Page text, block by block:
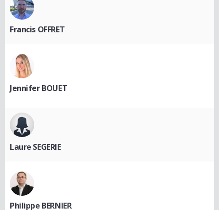
Francis OFFRET
Jennifer BOUET
Laure SEGERIE
Philippe BERNIER